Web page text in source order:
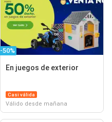
-50%
En juegos de exterior
Casi válida
Válido desde mañana